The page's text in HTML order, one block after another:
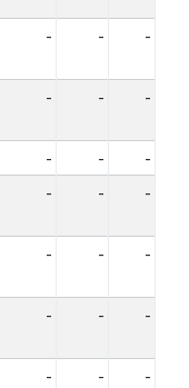
- - -
- - -
- -
-
- - -
- - -
- - -
- -
-